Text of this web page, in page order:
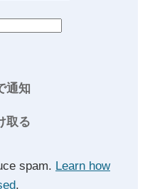
通知
取る
spam. Learn how
.